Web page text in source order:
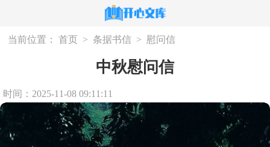
当前位置： 首页 > 条据书信 > 慰问信
中秋慰问信
时间：2025-11-08 09:11:11